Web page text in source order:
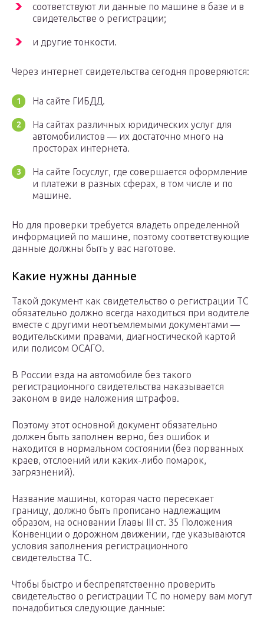
соответствуют ли данные по машине в базе и в
свидетельстве о регистрации;
и другие тонкости.
Через интернет свидетельства сегодня проверяются:
На сайте ГИБДД.
На сайтах различных юридических услуг для
автомобилистов — их достаточно много на
просторах интернета.
На сайте Госуслуг, где совершается оформление
и платежи в разных сферах, в том числе и по
машине.
Но для проверки требуется владеть определенной
информацией по машине, поэтому соответствующие
данные должны быть у вас наготове.
Какие нужны данные
Такой документ как свидетельство о регистрации ТС
обязательно должно всегда находиться при водителе
вместе с другими неотъемлемыми документами —
водительскими правами, диагностической картой
или полисом ОСАГО.
В России езда на автомобиле без такого
регистрационного свидетельства наказывается
законом в виде наложения штрафов.
Поэтому этот основной документ обязательно
должен быть заполнен верно, без ошибок и
находится в нормальном состоянии (без порванных
краев, отслоений или каких-либо помарок,
загрязнений).
Название машины, которая часто пересекает
границу, должно быть прописано надлежащим
образом, на основании Главы III ст. 35 Положения
Конвенции о дорожном движении, где указываются
условия заполнения регистрационного
свидетельства ТС.
Чтобы быстро и беспрепятственно проверить
свидетельство о регистрации ТС по номеру вам могут
понадобиться следующие данные: